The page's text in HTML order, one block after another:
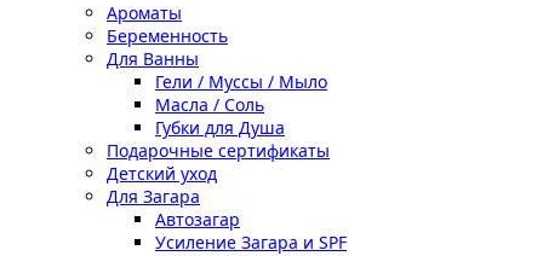
Ароматы
Беременность
Для Ванны
Гели / Муссы / Мыло
Масла / Соль
Губки для Душа
Подарочные сертификаты
Детский уход
Для Загара
Автозагар
Усиление Загара и SPF